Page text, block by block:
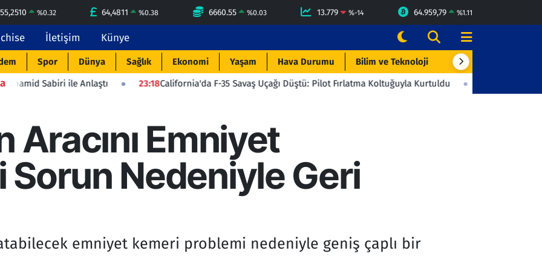
55,2510 %0.32 64,4811 %0.38 6660.55 %0.03 13.779 %-14 64.959,79 %1.11
İletişim Künye
Spor Dünya Sağlık Ekonomi Yaşam Hava Durumu Bilim ve Teknoloji Çevre & Doğa
ile Anlaştı 23:18California'da F-35 Savaş Uçağı Düştü: Pilot Fırlatma Koltuğuyla Kurtuldu 23:06Beşiktaş'tan
Aracını Emniyet
Nedeniyle Geri
emniyet kemeri problemi nedeniyle geniş çaplı bir